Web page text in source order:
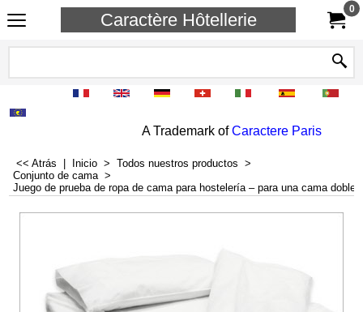
Caractère Hôtellerie
0
A Trademark ofCaractere Paris
<< Atrás Inicio > Todos nuestros productos >
Conjunto de cama>
Juego de prueba de ropa de cama para hostelería – para una cama doble